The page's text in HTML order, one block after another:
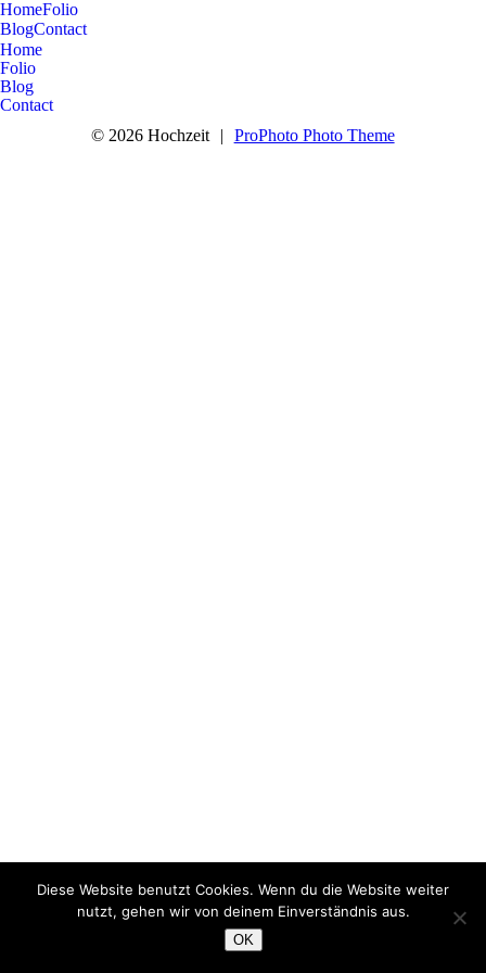
HomeFolio
BlogContact
Home
Folio
Blog
Contact
© 2026 Hochzeit
| ProPhoto Photo Theme
Diese Website benutzt Cookies. Wenn du die Website weiter
nutzt, gehen wir von deinem Einverständnis aus.
OK